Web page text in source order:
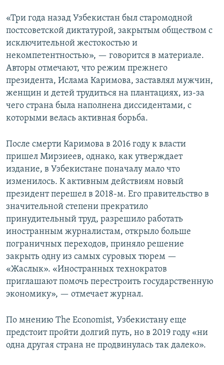
«Три года назад Узбекистан был старомодной
постсоветской диктатурой, закрытым обществом с
исключительной жестокостью и
некомпетентностью», — говорится в материале.
Авторы отмечают, что режим прежнего
президента, Ислама Каримова, заставлял мужчин,
женщин и детей трудиться на плантациях, из-за
чего страна была наполнена диссидентами, с
которыми велась активная борьба.
После смерти Каримова в 2016 году к власти
пришел Мирзиеев, однако, как утверждает
издание, в Узбекистане поначалу мало что
изменилось. К активным действиям новый
президент перешел в 2018-м. Его правительство в
значительной степени прекратило
принудительный труд, разрешило работать
иностранным журналистам, открыло больше
пограничных переходов, приняло решение
закрыть одну из самых суровых тюрем —
«Жаслык». «Иностранных технократов
приглашают помочь перестроить государственную
экономику», — отмечает журнал.
По мнению The Economist, Узбекистану еще
предстоит пройти долгий путь, но в 2019 году «ни
одна другая страна не продвинулась так далеко».